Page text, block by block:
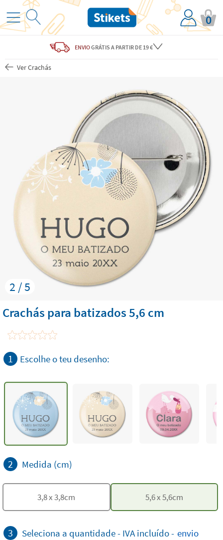
0
ENVIOGRÁTIS A PARTIR DE 19 €
Ver Crachás
2 / 5
Crachás para batizados 5,6 cm
1 Escolhe o teu desenho:
2 Medida (cm)
3,8x3,8cm 5,6x5,6cm
3 Seleciona a quantidade - IVA incluído - envio